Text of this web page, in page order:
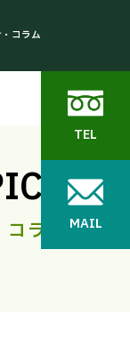
コラム
TEL
MAIL
ラム